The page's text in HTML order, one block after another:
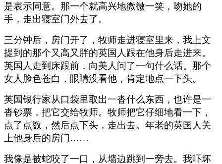
是表示同意。那一个就高兴地微微一笑，吻她的
手，走出寝室门外去了。
三分钟后，房门开了，牧师走进寝室里来，我上文
提到的那个又高又胖的英国人跟在他身后走进来。
英国人走到床跟前，向美人问了一句什么话。那个
女人脸色苍白，眼睛没看他，肯定地点一下头。
英国银行家从口袋里取出一沓什么东西，也许是一
沓钞票，把它交给牧师。牧师把它仔细地看一下，
点了点数，然后点下头，走出去。年老的英国人关
上他身后的房门……
我像是被蛇咬了一口，从墙边跳到一旁去。我吓坏